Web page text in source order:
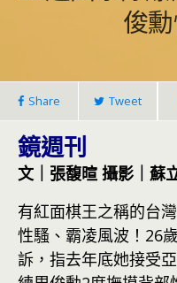
俊
Share Tweet
鏡週刊
文｜張馥暄 攝影｜蘇
有紅面棋王之稱的台
性騷、霸凌風波！26
訴，指去年底她接受